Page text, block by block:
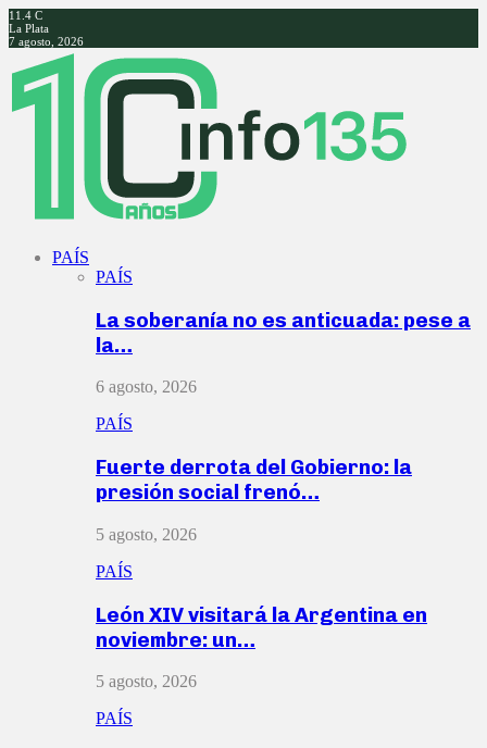
11.4 C
La Plata
7 agosto, 2026
Facebook
Twitter
Instagram
Youtube
PAÍS
PAÍS
La soberanía no es anticuada: pese a
la…
6 agosto, 2026
PAÍS
Fuerte derrota del Gobierno: la
presión social frenó…
5 agosto, 2026
PAÍS
León XIV visitará la Argentina en
noviembre: un…
5 agosto, 2026
PAÍS